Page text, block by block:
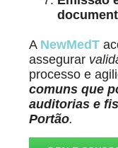
A NewMedT
assegurar
processo e
comuns que
auditorias e
Portão.